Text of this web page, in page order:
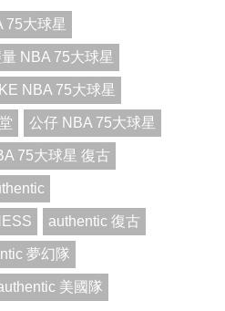
75大球星
NBA 75大球星
NBA 75大球星
公仔 NBA 75大球星
75大球星 復古
authentic 復古
夢幻隊
美國隊